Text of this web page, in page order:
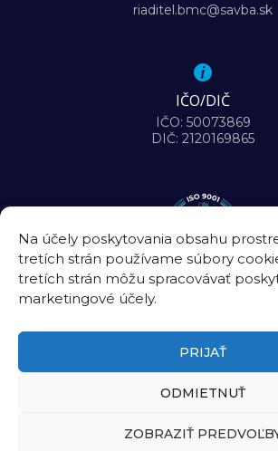
Na účely poskytovania obsahu
tretích strán používame súbory
tretích strán môžu spracovávať
marketingové účely.
PRIJAŤ
ODMIETNUŤ
ZOBRAZIŤ
riaditel.bmc@savba.sk
IČO/DIČ
IČO: 50073869
DIČ: 2120169865
Úradná tabuľa| Intranet|